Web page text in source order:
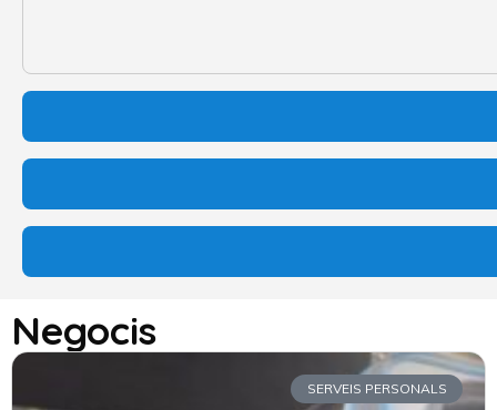
Negocis
SERVEIS PERSONALS